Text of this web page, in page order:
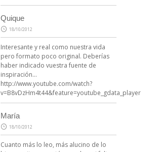
Quique
18/10/2012
Interesante y real como nuestra vida
pero formato poco original. Deberías
haber indicado vuestra fuente de
inspiración…
http://www.youtube.com/watch?
v=B8vDzHm4t44&feature=youtube_gdata_player
María
18/10/2012
Cuanto más lo leo, más alucino de lo